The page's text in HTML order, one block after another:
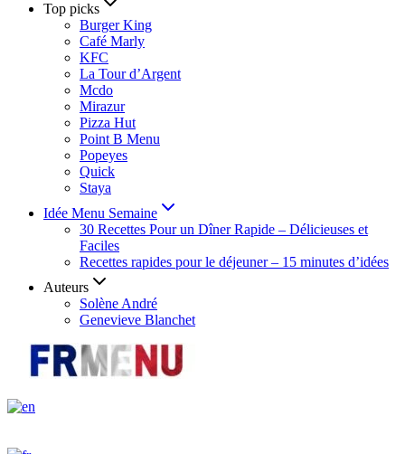
Top picks
Burger King
Café Marly
KFC
La Tour d’Argent
Mcdo
Mirazur
Pizza Hut
Point B Menu
Popeyes
Quick
Staya
Idée Menu Semaine
30 Recettes Pour un Dîner Rapide – Délicieuses et
Faciles
Recettes rapides pour le déjeuner – 15 minutes d’idées
Auteurs
Solène André
Genevieve Blanchet